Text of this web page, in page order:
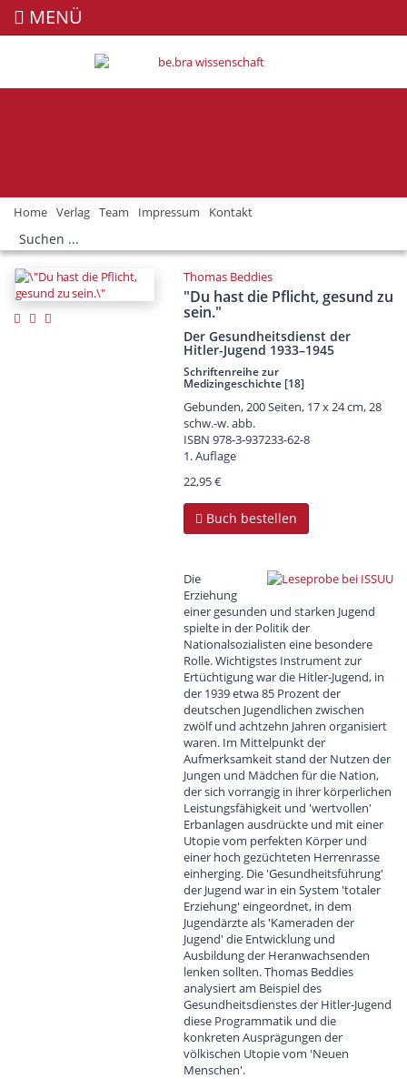
MENÜ
Home Verlag Team Impressum Kontakt
Thomas Beddies
"Du hast die Pflicht, gesund zu
sein."
Der Gesundheitsdienst der
Hitler-Jugend 1933–1945
Schriftenreihe zur
Medizingeschichte [18]
Gebunden, 200 Seiten, 17 x 24 cm, 28
schw.-w. abb.
ISBN 978-3-937233-62-8
1. Auflage
22,95 €
Buch bestellen
Die
Erziehung
einer gesunden und starken Jugend
spielte in der Politik der
Nationalsozialisten eine besondere
Rolle. Wichtigstes Instrument zur
Ertüchtigung war die Hitler-Jugend, in
der 1939 etwa 85 Prozent der
deutschen Jugendlichen zwischen
zwölf und achtzehn Jahren organisiert
waren. Im Mittelpunkt der
Aufmerksamkeit stand der Nutzen der
Jungen und Mädchen für die Nation,
der sich vorrangig in ihrer körperlichen
Leistungsfähigkeit und 'wertvollen'
Erbanlagen ausdrückte und mit einer
Utopie vom perfekten Körper und
einer hoch gezüchteten Herrenrasse
einherging. Die 'Gesundheitsführung'
der Jugend war in ein System 'totaler
Erziehung' eingeordnet, in dem
Jugendärzte als 'Kameraden der
Jugend' die Entwicklung und
Ausbildung der Heranwachsenden
lenken sollten. Thomas Beddies
analysiert am Beispiel des
Gesundheitsdienstes der Hitler-Jugend
diese Programmatik und die
konkreten Ausprägungen der
völkischen Utopie vom 'Neuen
Menschen'.